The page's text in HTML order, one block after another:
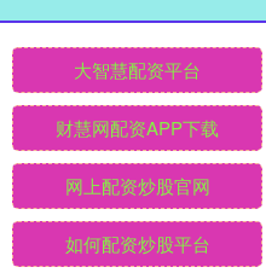
大智慧配资平台
财慧网配资APP下载
网上配资炒股官网
如何配资炒股平台